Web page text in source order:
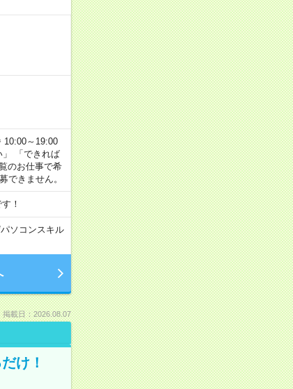
10:00～19:00
「できれば
のお仕事で希
できません。
！
パソコンスキル
掲載日：2026.08.07
け！